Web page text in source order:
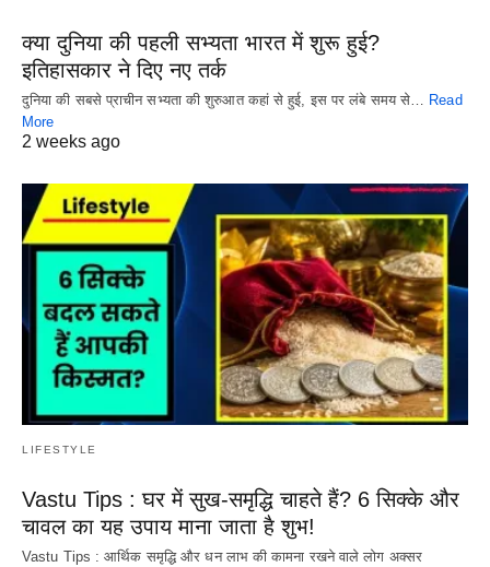
क्या दुनिया की पहली सभ्यता भारत में शुरू हुई?
इतिहासकार ने दिए नए तर्क
दुनिया की सबसे प्राचीन सभ्यता की शुरुआत कहां से हुई, इस पर लंबे समय से… Read
More
2 weeks ago
LIFESTYLE
Vastu Tips : घर में सुख-समृद्धि चाहते हैं? 6 सिक्के और
चावल का यह उपाय माना जाता है शुभ!
Vastu Tips : आर्थिक समृद्धि और धन लाभ की कामना रखने वाले लोग अक्सर